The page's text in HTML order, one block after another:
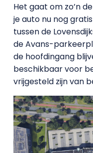
Het gaat om zo’n
je auto nu nog
tussen de
de Avans-
de hoofdingang
beschikbaar voor
vrijgesteld zijn van